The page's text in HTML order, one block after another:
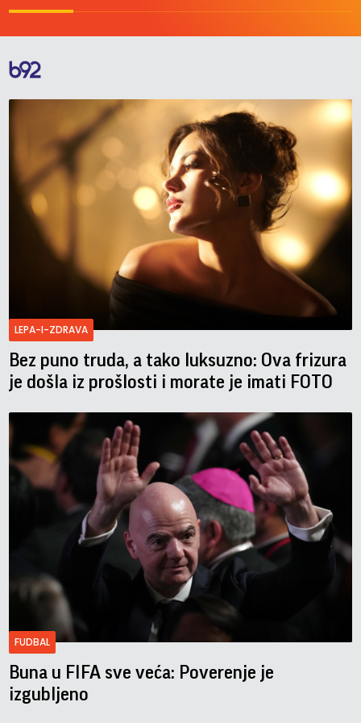
LEPA-I-ZDRAVA
Bez puno truda, a tako luksuzno: Ova frizura
je došla iz prošlosti i morate je imati FOTO
FUDBAL
Buna u FIFA sve veća: Poverenje je
izgubljeno